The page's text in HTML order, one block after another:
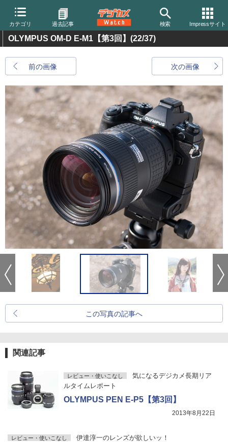
カテゴリ 過去記事 検索 Impressサイト
OLYMPUS OM-D E-M1【第3回】 (22/37)
前の画像 次の画像
この写真の記事へ
関連記事
レビュー・使いこなし
気になるデジカメ長期リア
ルタイムレポート
OLYMPUS PEN E-P5【第3回】
2013年8月22日
レビュー・使いこなし 伊達淳一のレンズが欲しいッ！